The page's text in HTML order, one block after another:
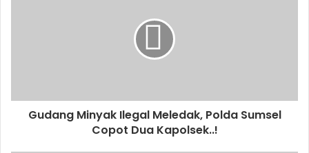
Gudang Minyak Ilegal Meledak, Polda Sumsel
Copot Dua Kapolsek..!